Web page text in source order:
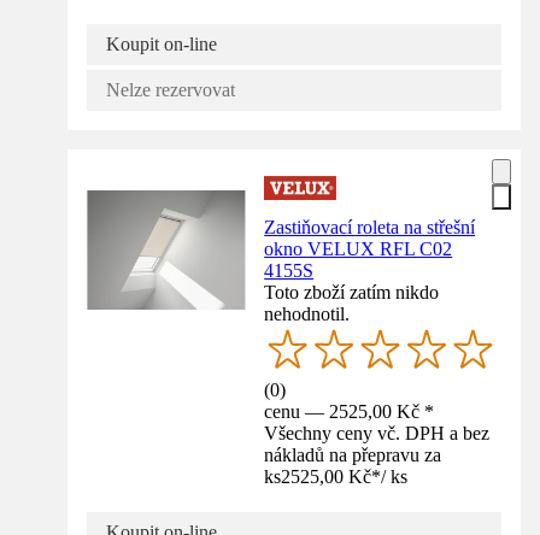
Koupit on-line
Nelze rezervovat
Zastiňovací roleta na střešní
okno VELUX RFL C02
4155S
Toto zboží zatím nikdo
nehodnotil.
(0)
cenu — 2525,00 Kč *
Všechny ceny vč. DPH a bez
nákladů na přepravu za
ks2525,00 Kč*/ ks